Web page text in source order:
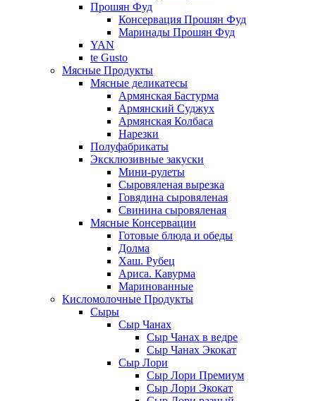
Прошян Фуд
Консервация Прошян Фуд
Маринады Прошян Фуд
YAN
te Gusto
Мясные Продукты
Мясные деликатесы
Армянская Бастурма
Армянский Суджух
Армянская Колбаса
Нарезки
Полуфабрикаты
Эксклюзивные закуски
Мини-рулеты
Сыровяленая вырезка
Говядина сыровяленая
Свинина сыровяленая
Мясные Консервации
Готовые блюда и обеды
Долма
Хаш. Рубец
Ариса. Кавурма
Маринованные
Кисломолочные Продукты
Сыры
Сыр Чанах
Сыр Чанах в ведре
Сыр Чанах Экокат
Сыр Лори
Сыр Лори Премиум
Сыр Лори Экокат